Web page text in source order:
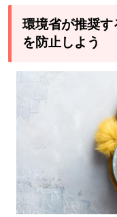
環境省が推奨
を防止しよう